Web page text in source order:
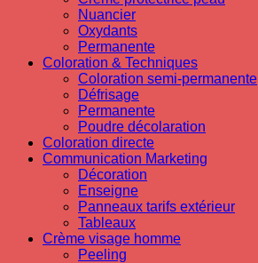
Nuancier
Oxydants
Permanente
Coloration & Techniques
Coloration semi-permanente
Défrisage
Permanente
Poudre décolaration
Coloration directe
Communication Marketing
Décoration
Enseigne
Panneaux tarifs extérieur
Tableaux
Crème visage homme
Peeling